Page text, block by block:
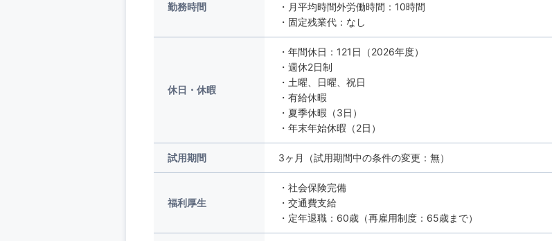
勤務時間
・月平均時間外労働時間：10時間
・固定残業代：なし
休日・休暇
・年間休日：121日（2026年度）
・週休2日制
・土曜、日曜、祝日
・有給休暇
・夏季休暇（3日）
・年末年始休暇（2日）
試用期間 3ヶ月（試用期間中の条件の変更：無）
福利厚生
・社会保険完備
・交通費支給
・定年退職：60歳（再雇用制度：65歳まで）